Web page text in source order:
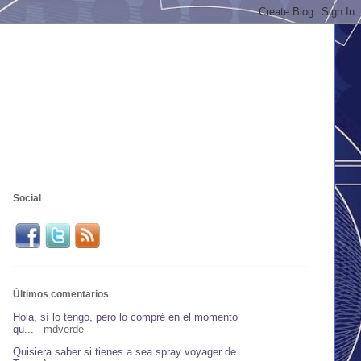
Social
Últimos comentarios
Hola, sí lo tengo, pero lo compré en el momento
qu...
- mdverde
Quisiera saber si tienes a sea spray voyager de